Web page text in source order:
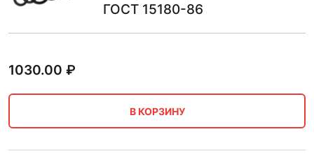
ГОСТ 15180-86
1030.00 ₽
В КОРЗИНУ